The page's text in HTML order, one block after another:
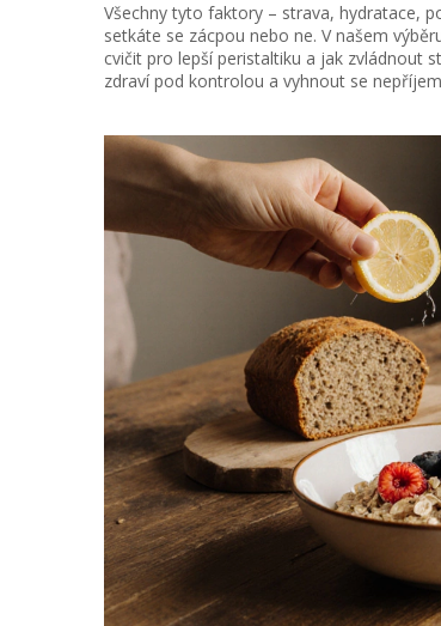
Všechny tyto faktory – strava, hydratace,
setkáte se zácpou nebo ne. V našem
cvičit pro lepší peristaltiku a jak zvládnout
zdraví pod kontrolou a vyhnout se